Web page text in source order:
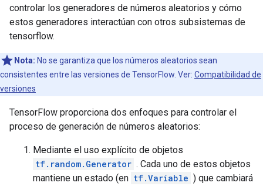
controlar los generadores de números aleatorios y cómo
estos generadores interactúan con otros subsistemas de
tensorflow.
Nota: No se garantiza que los números aleatorios sean
consistentes entre las versiones de TensorFlow. Ver: Compatibilidad de
versiones
TensorFlow proporciona dos enfoques para controlar el
proceso de generación de números aleatorios:
Mediante el uso explícito de objetos
tf.random.Generator . Cada uno de estos objetos
mantiene un estado (en tf.Variable ) que cambiará